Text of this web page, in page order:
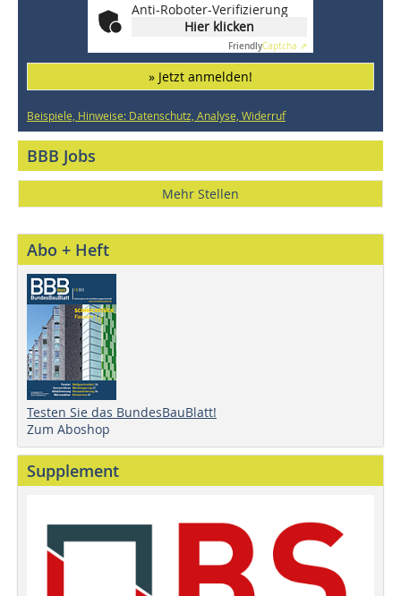
Anti-Roboter-Verifizierung
Hier klicken
FriendlyCaptcha ⇗
» Jetzt anmelden!
Beispiele, Hinweise: Datenschutz, Analyse, Widerruf
BBB Jobs
Mehr Stellen
Abo + Heft
Testen Sie das BundesBauBlatt!
Zum Aboshop
Supplement